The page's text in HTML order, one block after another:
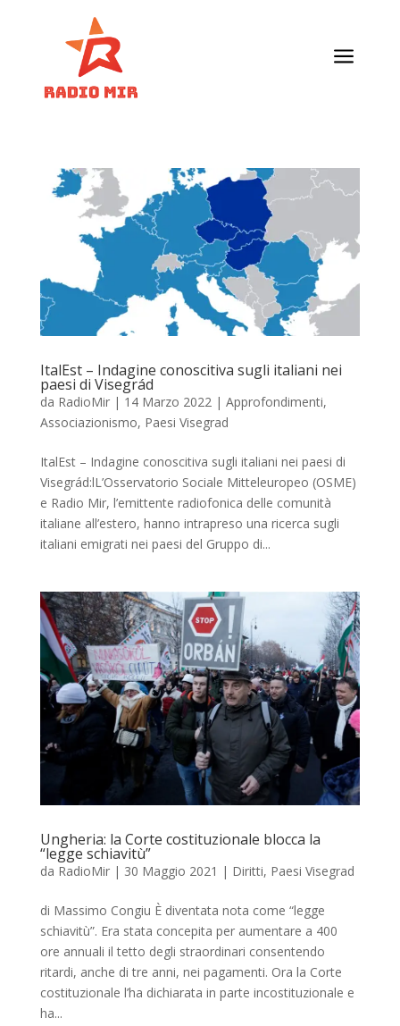
a
ItalEst – Indagine conoscitiva sugli italiani nei
paesi di Visegrád
da RadioMir| 14 Marzo 2022| Approfondimenti,
Associazionismo, Paesi Visegrad
ItalEst – Indagine conoscitiva sugli italiani nei paesi di
Visegrád:lL’Osservatorio Sociale Mitteleuropeo (OSME)
e Radio Mir, l’emittente radiofonica delle comunità
italiane all’estero, hanno intrapreso una ricerca sugli
italiani emigrati nei paesi del Gruppo di...
Ungheria: la Corte costituzionale blocca la
“legge schiavitù”
da RadioMir| 30 Maggio 2021 | Diritti, Paesi Visegrad
di Massimo Congiu È diventata nota come “legge
schiavitù”. Era stata concepita per aumentare a 400
ore annuali il tetto degli straordinari consentendo
ritardi, anche di tre anni, nei pagamenti. Ora la Corte
costituzionale l’ha dichiarata in parte incostituzionale e
ha...